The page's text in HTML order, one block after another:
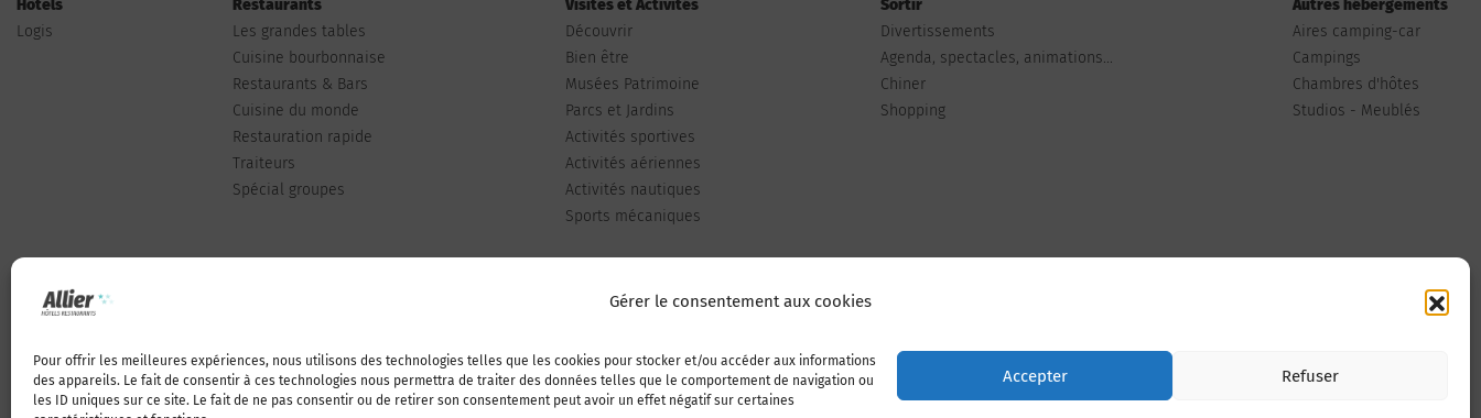
Gérer le consentement aux cookies
Pour offrir les meilleures expériences, nous utilisons des technologies telles que les cookies pour stocker et/ou accéder aux informations
des appareils. Le fait de consentir à ces technologies nous permettra de traiter des données telles que le comportement de navigation ou
les ID uniques sur ce site. Le fait de ne pas consentir ou de retirer son consentement peut avoir un effet négatif sur certaines
Accepter Refuser
Hôtels
Logis
Restaurants
Les grandes tables
Cuisine bourbonnaise
Restaurants & Bars
Cuisine du monde
Restauration rapide
Traiteurs
Spécial groupes
Visites et Activités
Découvrir
Bien être
Musées Patrimoine
Parcs et Jardins
Activités sportives
Activités aériennes
Activités nautiques
Sports mécaniques
Sortir
Divertissements
Agenda, spectacles, animations...
Chiner
Shopping
Autres hébergements
Aires camping-car
Campings
Chambres d'hôtes
Studios - Meublés
Qui sommes-nous Publiez votre annonce Adhérer à l’association Nous contacter